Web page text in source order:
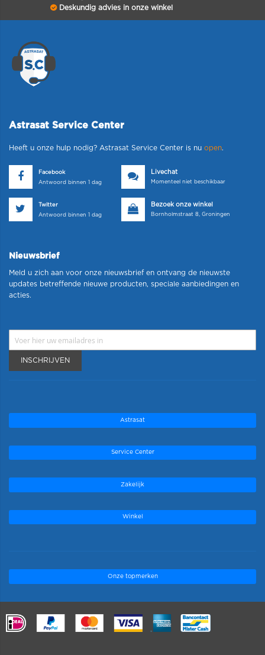
Deskundig advies in onze winkel
Astrasat Service Center
Heeft u onze hulp nodig? Astrasat Service Center is nu open.
Facebook
Antwoord binnen 1 dag
Livechat
Momenteel niet beschikbaar
Twitter
Antwoord binnen 1 dag
Bezoek onze winkel
Bornholmstraat 8, Groningen
Nieuwsbrief
Meld u zich aan voor onze nieuwsbrief en ontvang de nieuwste
updates betreffende nieuwe producten, speciale aanbiedingen en
acties.
INSCHRIJVEN
Astrasat
Service Center
Zakelijk
Winkel
Onze topmerken
.